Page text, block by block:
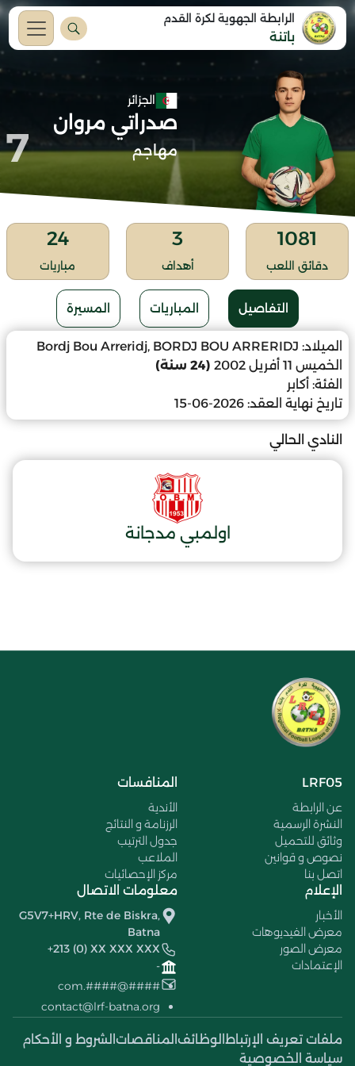
الرابطة الجهوية لكرة القدم
باتنة
الجزائر
صدراتي مروان
مهاجم 7
1081
دقائق اللعب
3
أهداف
24
مباريات
التفاصيل المباريات المسيرة
الميلاد: Bordj Bou Arreridj, BORDJ BOU ARRERIDJ
الخميس 11 أفريل 2002
(24 سنة)
الفئة: أكابر
تاريخ نهاية العقد: 2026-06-15
النادي الحالي
اولمبي مدجانة
LRF05
عن الرابطة
النشرة الرسمية
وثائق للتحميل
نصوص و قوانين
اتصل بنا
المنافسات
الأندية
الرزنامة و النتائج
جدول الترتيب
الملاعب
مركز الإحصائيات
الإعلام
الأخبار
معرض الفيديوهات
معرض الصور
الإعتمادات
معلومات الاتصال
G5V7+HRV, Rte de Biskra,
Batna
+213 (0) XX XXX XXX
-
####@####.com
contact@lrf-batna.org
ملفات تعريف الإرتباط الوظائف المناقصات الشروط و الأحكام
سياسة الخصوصية